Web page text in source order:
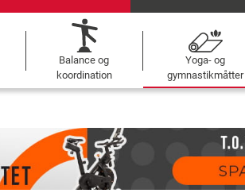
Balance og
koordination
Yoga- og
gymnastikmåtter